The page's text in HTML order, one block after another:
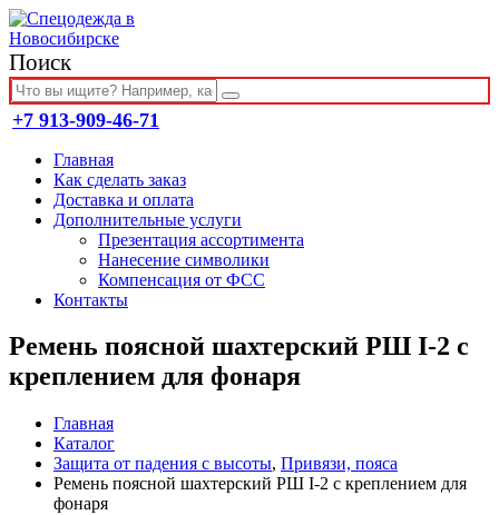
Поиск
+7 913-909-46-71
Главная
Как сделать заказ
Доставка и оплата
Дополнительные услуги
Презентация ассортимента
Нанесение символики
Компенсация от ФСС
Контакты
Ремень поясной шахтерский РШ I-2 с
креплением для фонаря
Главная
Каталог
Защита от падения с высоты, Привязи, пояса
Ремень поясной шахтерский РШ I-2 с креплением для
фонаря